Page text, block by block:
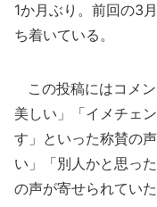
1か月ぶり。前回の3
ち着いている。
この投稿にはコメ
美しい」「イメチェ
す」といった称賛の
い」「別人かと思っ
の声が寄せられていた